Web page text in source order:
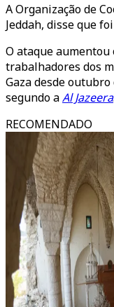
A Organização de
Jeddah, disse que
O ataque
trabalhadores dos
Gaza desde
segundo aAl Jazeera.
RECOMENDADO